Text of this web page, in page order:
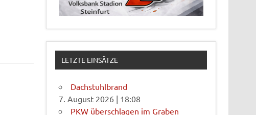
LETZTE EINSÄTZE
Dachstuhlbrand
7. August 2026 | 18:08
PKW überschlagen im Graben